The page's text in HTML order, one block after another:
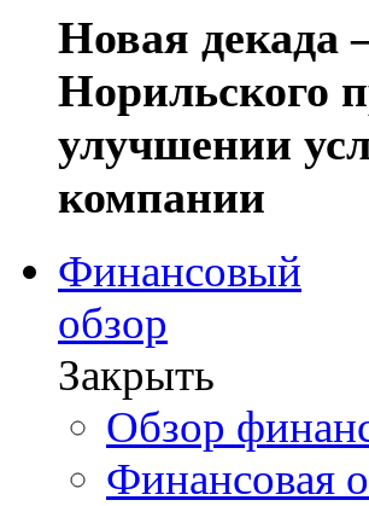
Новая декада
Норильского
улучшении
компании
Финансовый
обзор
Закрыть
Обзор
Финансовая